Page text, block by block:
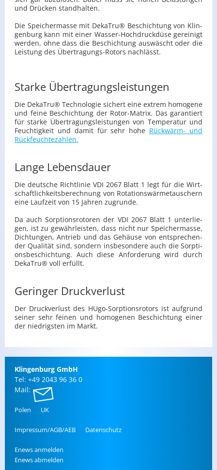
und Drü­cken stand­hal­ten.
Die Spei­cher­mas­se mit De­kaT­ru® Be­schich­tung von Klin­
gen­burg kann mit einer Was­ser-Hoch­druck­dü­se ge­rei­nigt
wer­den, ohne dass die Be­schich­tung aus­wäscht oder die
Leis­tung des Über­tra­gungs-Ro­tors nach­lässt.
Starke Übertragungsleistungen
Die De­kaT­ru® Tech­no­lo­gie si­chert eine ex­trem ho­mo­ge­ne
und feine Be­schich­tung der Ro­tor-Ma­trix. Das ga­ran­tiert
für star­ke Über­tra­gungs­leis­tun­gen von Tem­pe­ra­tur und
Feuch­tig­keit und damit für sehr hohe Rück­wärm- und
Rück­feuch­te­zah­len.
Lange Lebensdauer
Die deut­sche Richt­li­nie VDI 2067 Blatt 1 legt für die Wirt­
schaft­lich­keits­be­rech­nung von Ro­ta­ti­ons­wär­me­tau­schern
eine Lauf­zeit von 15 Jah­ren zu­grun­de.
Da auch Sorp­ti­ons­ro­to­ren der VDI 2067 Blatt 1 un­ter­lie­
gen, ist zu ge­währ­leis­ten, dass nicht nur Spei­cher­mas­se,
Dich­tun­gen, An­trieb und das Ge­häu­se von ent­spre­chen­
der Qua­li­tät sind, son­dern ins­be­son­de­re auch die Sorp­ti­
ons­be­schich­tung. Auch diese An­for­de­rung wird durch
De­kaT­ru® voll er­füllt.
Geringer Druckverlust
Der Druck­ver­lust des HU­go-Sorp­ti­ons­ro­tors ist auf­grund
sei­ner sehr fei­nen und ho­mo­ge­nen Be­schich­tung einer
der nied­rigs­ten im Markt.
Klin­gen­burg GmbH
Tel: +49 2043 96 36 0
Mail:
Polen UK
Im­pres­sum/AGB/AEB Da­ten­schutz
Enews an­mel­den
Enews ab­mel­den